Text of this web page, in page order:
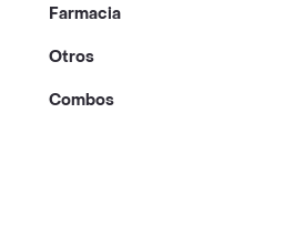
Farmacia
Otros
Combos